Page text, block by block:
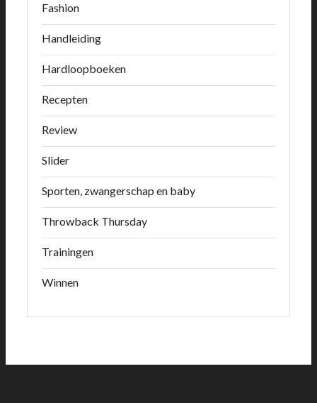
Fashion
Handleiding
Hardloopboeken
Recepten
Review
Slider
Sporten, zwangerschap en baby
Throwback Thursday
Trainingen
Winnen